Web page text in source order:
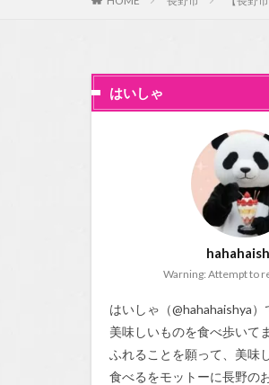
はいしゃ
Warning: Attempt to
はいしゃ（@hahahaishya
美味しいものを食べ歩いて
ふれることを願って、美味
食べるをモットーに長野の